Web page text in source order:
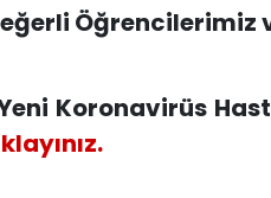
Öğrencilerimiz
Koronavirüs